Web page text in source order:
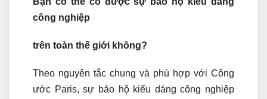
công nghiệp
trên toàn thế giới không?
Theo nguyên tắc chung và phù hợp với Công
ước Paris, sự bảo hộ kiểu dáng công nghiệp